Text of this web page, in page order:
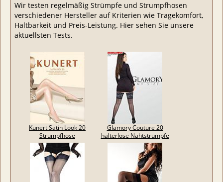
Wir testen regelmäßig Strümpfe und Strumpfhosen
verschiedener Hersteller auf Kriterien wie Tragekomfort,
Haltbarkeit und Preis-Leistung. Hier sehen Sie unsere
aktuellsten Tests.
Kunert Satin Look 20
Strumpfhose
Glamory Couture 20
halterlose Nahtstrümpfe